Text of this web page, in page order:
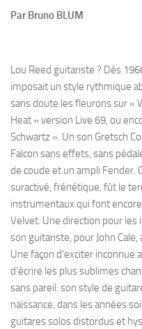
Par Bruno BLUM
Lou Reed guitariste ? Dès
imposait un style rythmique
sans doute les fleurons sur «
Heat » version Live 69, ou
Schwartz ». Un son Gretsch
Falcon sans effets, sans
de coude et un ampli Fender.
suractivé, frénétique, fût le
instrumentaux qui font
Velvet. Une direction pour
son guitariste, pour John
Une façon d’exciter inconnue
d’écrire les plus sublimes
sans pareil: son style de
naissance, dans les années
guitares solos distordus et